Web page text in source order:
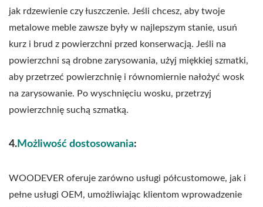
jak rdzewienie czy łuszczenie. Jeśli chcesz, aby twoje
metalowe meble zawsze były w najlepszym stanie, usuń
kurz i brud z powierzchni przed konserwacją. Jeśli na
powierzchni są drobne zarysowania, użyj miękkiej szmatki,
aby przetrzeć powierzchnię i równomiernie nałożyć wosk
na zarysowanie. Po wyschnięciu wosku, przetrzyj
powierzchnię suchą szmatką.
4.Możliwość dostosowania:
WOODEVER oferuje zarówno usługi półcustomowe, jak i
pełne usługi OEM, umożliwiając klientom wprowadzenie